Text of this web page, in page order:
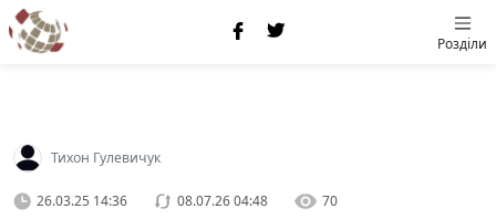
Розділи
Тихон Гулевичук
26.03.25 14:36 08.07.26 04:48 70